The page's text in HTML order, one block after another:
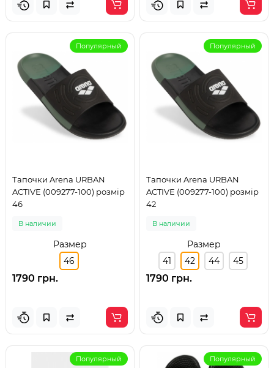
Популярный
Тапочки Arena URBAN
ACTIVE (009277-100) розмір
46
В наличии
Размер
46
1790 грн.
Популярный
Тапочки Arena URBAN
ACTIVE (009277-100) розмір
42
В наличии
Размер
41
42 44 45
1790 грн.
Популярный Популярный